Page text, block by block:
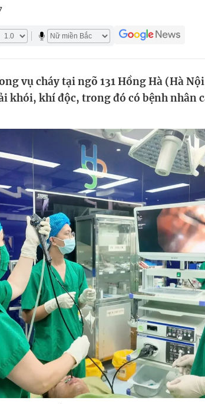
Giáo dục
Học trực tuyến
vụ cháy tại ngõ 131 Hồng Hà (Hà
khói, khí độc, trong đó có bệnh nhân